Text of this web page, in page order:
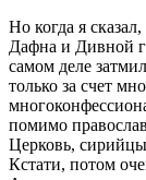
Но когда я
Дафна и Дивной
самом деле
только за счет
помимо
Церковь,
Кстати, потом